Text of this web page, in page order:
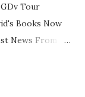
Tour
Books Now
News From